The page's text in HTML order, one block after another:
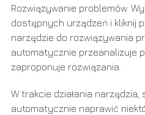
Rozwiązywanie problemów.
dostępnych urządzeń i kliknij
narzędzie do rozwiązywania
automatycznie przeanalizuje
zaproponuje rozwiązania.
W trakcie działania narzędzia,
automatycznie naprawić